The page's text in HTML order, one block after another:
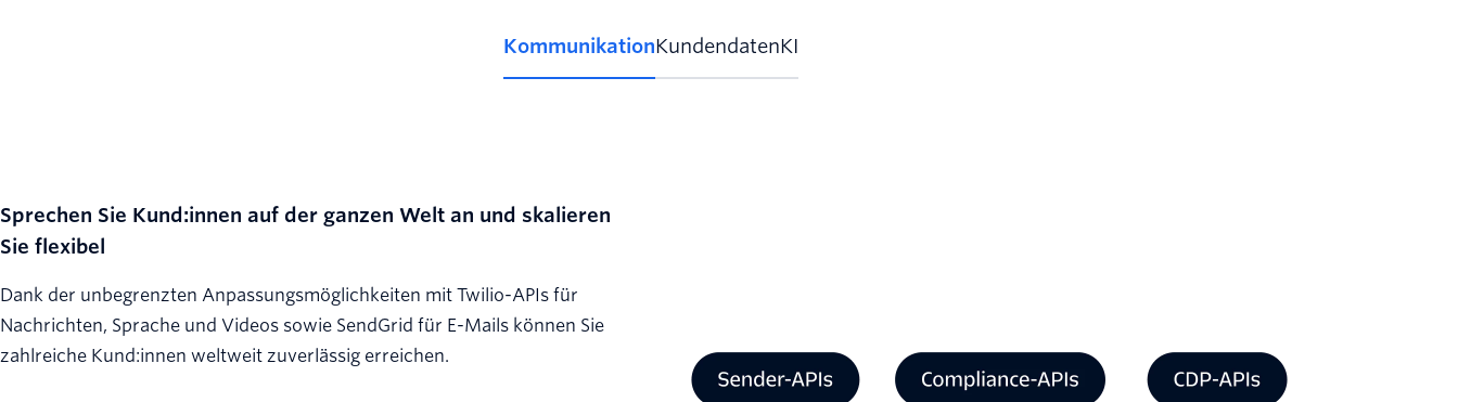
KommunikationKundendatenKI
Sprechen Sie Kund:innen auf der ganzen Welt an und skalieren
Sie flexibel
Dank der unbegrenzten Anpassungsmöglichkeiten mit Twilio-APIs für
Nachrichten, Sprache und Videos sowie SendGrid für E-Mails können Sie
zahlreiche Kund:innen weltweit zuverlässig erreichen.